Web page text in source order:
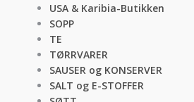
USA & Karibia-Butikken
SOPP
TE
TØRRVARER
SAUSER og KONSERVER
SALT og E-STOFFER